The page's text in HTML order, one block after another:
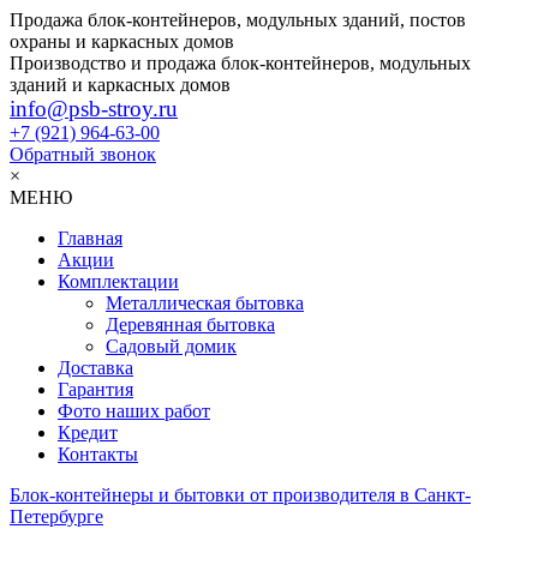
Продажа блок-контейнеров, модульных зданий, постов
охраны и каркасных домов
Производство и продажа блок-контейнеров, модульных
зданий и каркасных домов
info@psb-stroy.ru
+7 (921) 964-63-00
Обратный звонок
×
МЕНЮ
Главная
Акции
Комплектации
Металлическая бытовка
Деревянная бытовка
Садовый домик
Доставка
Гарантия
Фото наших работ
Кредит
Контакты
Блок-контейнеры и бытовки от производителя в Санкт-
Петербурге